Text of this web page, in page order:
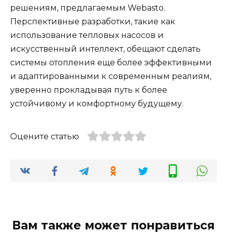
решениям, предлагаемым Webasto.
Перспективные разработки, такие как
использование тепловых насосов и
искусственный интеллект, обещают сделать
системы отопления еще более эффективными
и адаптированными к современным реалиям,
уверенно прокладывая путь к более
устойчивому и комфортному будущему.
Оцените статью
Вам также может понравиться